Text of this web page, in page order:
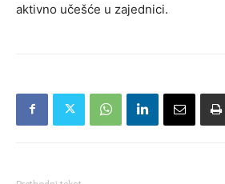
aktivno učešće u zajednici.